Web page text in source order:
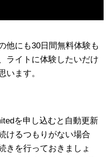
他にも30日間無料体験も
ライトに体験したいだけ
います。
を申し込むと自動更新
けるつもりがない場合
きを行っておきましょ